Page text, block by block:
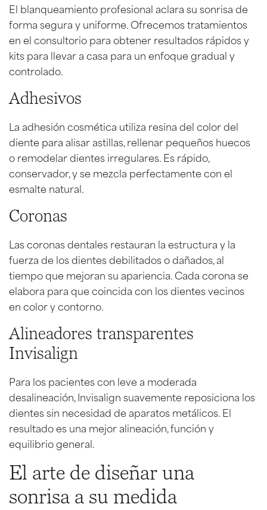
El blanqueamiento profesional aclara su sonrisa de
forma segura y uniforme. Ofrecemos tratamientos
en el consultorio para obtener resultados rápidos y
kits para llevar a casa para un enfoque gradual y
controlado.
Adhesivos
La adhesión cosmética utiliza resina del color del
diente para alisar astillas, rellenar pequeños huecos
o remodelar dientes irregulares. Es rápido,
conservador, y se mezcla perfectamente con el
esmalte natural.
Coronas
Las coronas dentales restauran la estructura y la
fuerza de los dientes debilitados o dañados, al
tiempo que mejoran su apariencia. Cada corona se
elabora para que coincida con los dientes vecinos
en color y contorno.
Alineadores transparentes
Invisalign
Para los pacientes con leve a moderada
desalineación, Invisalign suavemente reposiciona los
dientes sin necesidad de aparatos metálicos. El
resultado es una mejor alineación, función y
equilibrio general.
El arte de diseñar una
sonrisa a su medida